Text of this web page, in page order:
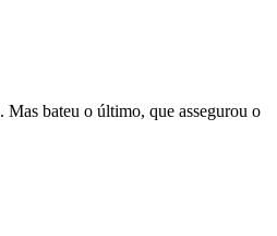
bateu o último, que assegurou o